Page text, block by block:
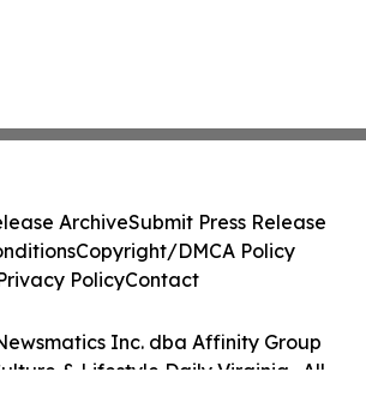
Inc. dba Affinity Group
& Lifestyle Daily Virginia . All
ArchiveSubmit Press Release
Copyright/DMCA Policy
PolicyContact